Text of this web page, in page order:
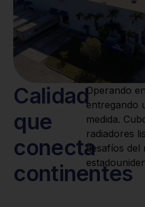
Calidad
que
conecta
continentes
Operando
entregando
medida.
radiadores
desafíos del